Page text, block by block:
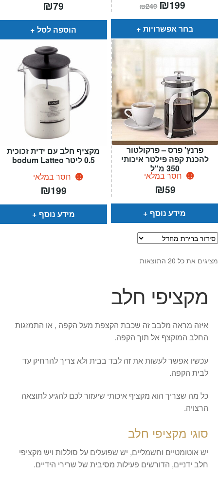
₪79
הוספה לסל
₪249 המקורי
היה:
₪249.
₪199
הוא:
בחר אפשרויות
מקציף חלב עם ידית זכוכית
0.5 ליטר bodum Latteo
חסר במלאי
₪199
מידע נוסף
פרנץ' פרס – פרקולטור
להכנת קפה פילטר איכותי
350 מ"ל
חסר במלאי
₪59
מידע נוסף
מציגים את כל ⁦20⁩ התוצאות
מקציפי חלב
איזה מראה מלבב זה שכבת הקצפת מעל הקפה , או התמזגות
החלב המוקצף אל תוך הקפה.
עכשיו אפשר לעשות את זה לבד בבית ולא צריך להרחיק עד
לבית הקפה.
כל מה שצריך הוא מקציף איכותי שיעזור לכם להגיע לתוצאה
הרצויה.
סוגי מקציפי חלב
יש אוטומטיים וחשמליים, יש שפועלים על סוללות ויש מקציפי
חלב ידניים, הדורשים פעילות מסיבית של שרירי הידיים.